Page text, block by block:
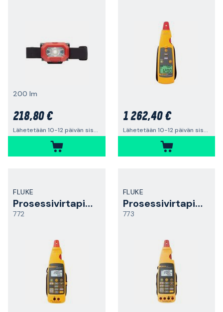
200 lm
218,80 €
Lähetetään 10-12 päivän sisällä
1 262,40 €
Lähetetään 10-12 päivän sisällä
FLUKE
Prosessivirtapihdit
772
FLUKE
Prosessivirtapihdit
773